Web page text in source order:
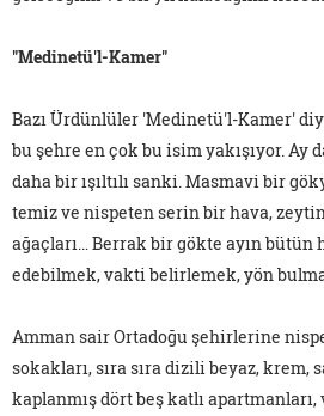
"Medinetü'l-Kamer"
Bazı Ürdünlüler 'Medinetü'l-Kamer'
bu şehre en çok bu isim yakışıyor. Ay
daha bir ışıltılı sanki. Masmavi bir
temiz ve nispeten serin bir hava,
ağaçları… Berrak bir gökte ayın bütün
edebilmek, vakti belirlemek, yön
Amman sair Ortadoğu şehirlerine
sokakları, sıra sıra dizili beyaz, krem,
kaplanmış dört beş katlı